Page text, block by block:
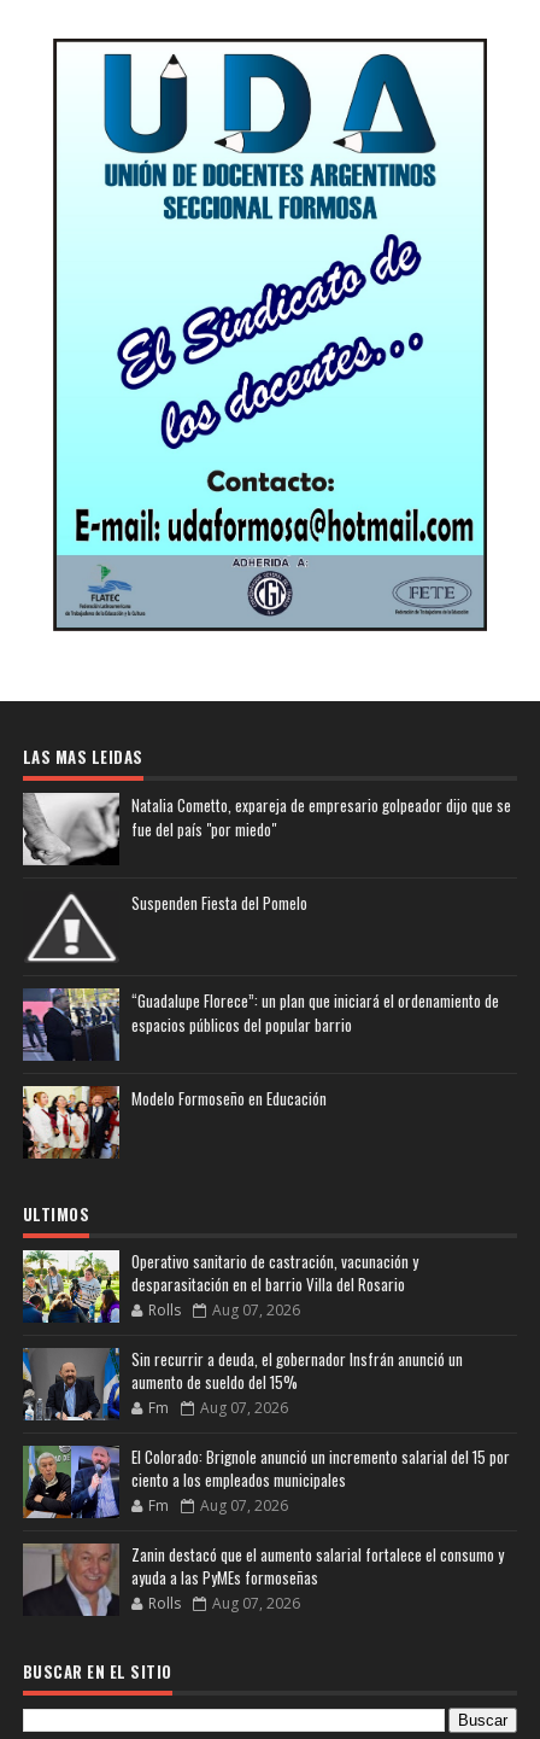
LAS MAS LEIDAS
Natalia Cometto, expareja de empresario golpeador dijo que se
fue del país "por miedo"
Suspenden Fiesta del Pomelo
“Guadalupe Florece”: un plan que iniciará el ordenamiento de
espacios públicos del popular barrio
Modelo Formoseño en Educación
ULTIMOS
Operativo sanitario de castración, vacunación y
desparasitación en el barrio Villa del Rosario
Rolls Aug 07, 2026
Sin recurrir a deuda, el gobernador Insfrán anunció un
aumento de sueldo del 15%
Fm Aug 07, 2026
El Colorado: Brignole anunció un incremento salarial del 15 por
ciento a los empleados municipales
Fm Aug 07, 2026
Zanin destacó que el aumento salarial fortalece el consumo y
ayuda a las PyMEs formoseñas
Rolls Aug 07, 2026
BUSCAR EN EL SITIO